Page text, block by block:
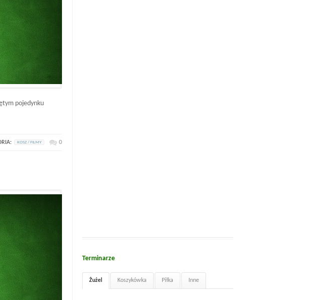
pojedynku
KOSZ / FILMY 0
Terminarze
Żużel Koszykówka Piłka Inne